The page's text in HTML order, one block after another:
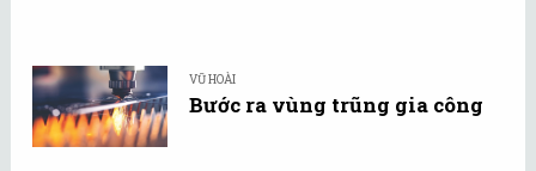
VŨ HOÀI
Bước ra vùng trũng gia công